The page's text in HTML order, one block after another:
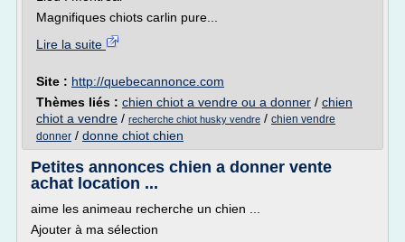
Magnifiques chiots carlin pure...
Lire la suite
Site : http://quebecannonce.com
Thèmes liés : chien chiot a vendre ou a donner / chien
chiot a vendre / recherche chiot husky vendre / chien vendre
donner / donne chiot chien
Petites annonces chien a donner vente
achat location ...
aime les animeau recherche un chien ...
Ajouter à ma sélection